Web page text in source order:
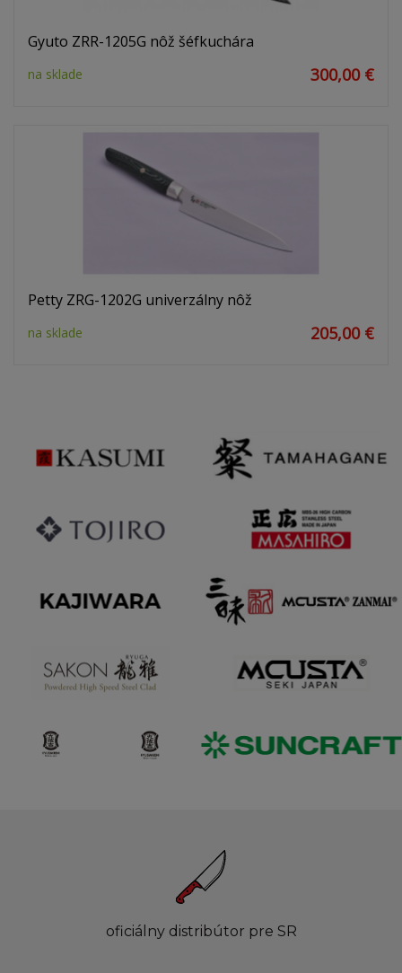
Gyuto ZRR-1205G nôž šéfkuchára
na sklade 300,00 €
Petty ZRG-1202G univerzálny nôž
na sklade 205,00 €
oficiálny distribútor pre SR